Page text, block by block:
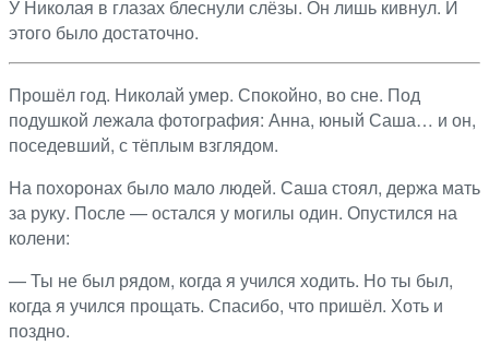
У Николая в глазах блеснули слёзы. Он лишь кивнул. И
этого было достаточно.
Прошёл год. Николай умер. Спокойно, во сне. Под
подушкой лежала фотография: Анна, юный Саша… и он,
поседевший, с тёплым взглядом.
На похоронах было мало людей. Саша стоял, держа мать
за руку. После — остался у могилы один. Опустился на
колени:
— Ты не был рядом, когда я учился ходить. Но ты был,
когда я учился прощать. Спасибо, что пришёл. Хоть и
поздно.